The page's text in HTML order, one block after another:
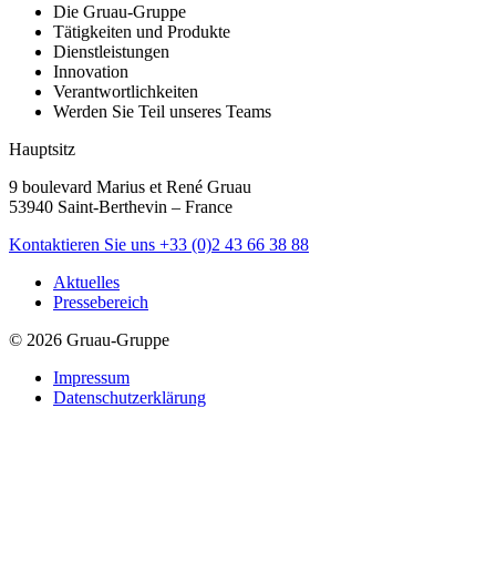
Die Gruau-Gruppe
Tätigkeiten und Produkte
Dienstleistungen
Innovation
Verantwortlichkeiten
Werden Sie Teil unseres Teams
Hauptsitz
9 boulevard Marius et René Gruau
53940 Saint-Berthevin – France
Kontaktieren Sie uns +33 (0)2 43 66 38 88
Aktuelles
Pressebereich
© 2026 Gruau-Gruppe
Impressum
Datenschutzerklärung